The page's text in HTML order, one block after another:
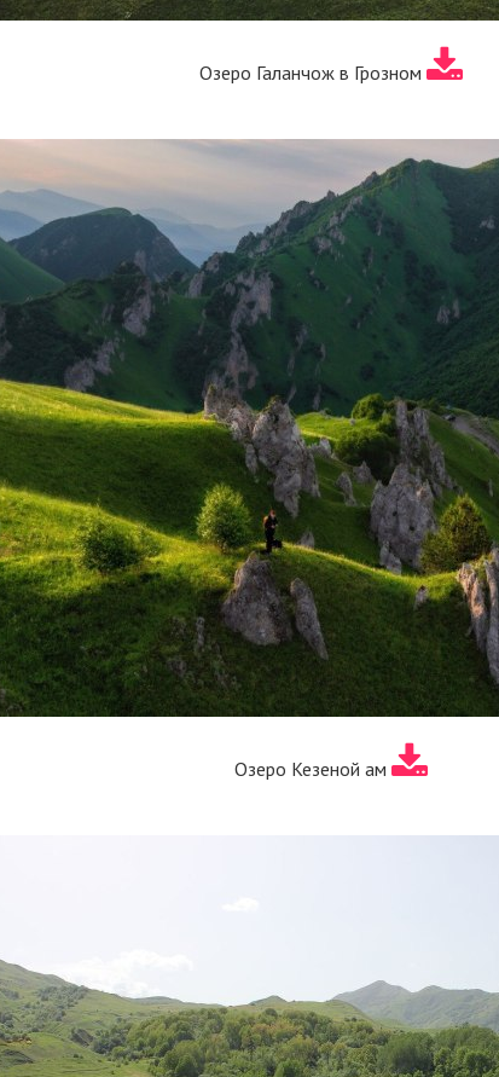
Озеро Галанчож в Грозном
Озеро Кезеной ам